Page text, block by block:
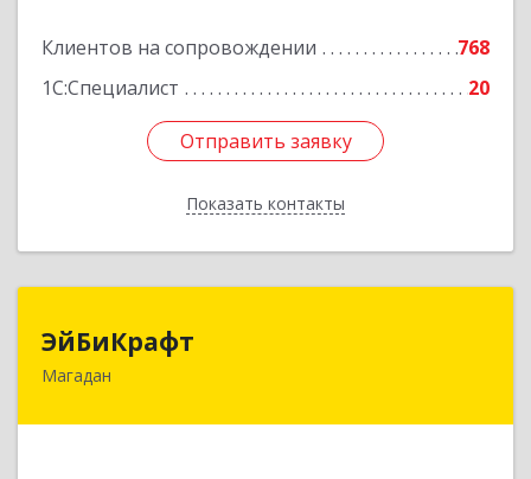
Клиентов на сопровождении
768
1С:Специалист
20
Отправить заявку
Показать контакты
Отправить заявку
Назад
ЭйБиКрафт
Магадан
685000, Магаданская обл, Магадан г, Полярная